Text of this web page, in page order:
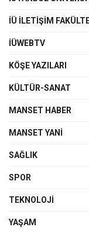
İÜ İLETIŞIM
İÜWEBTV
KÖŞE YAZILARI
KÜLTÜR-SANAT
MANSET HABER
MANSET YANI
SAĞLIK
SPOR
TEKNOLOJI
YAŞAM